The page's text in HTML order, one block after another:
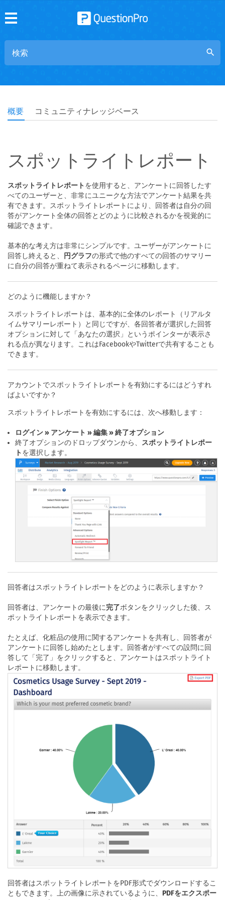
search
概要 コミュニティナレッジベース
スポットライトレポート
スポットライトレポート を使用すると、アンケートに回答したす
べてのユーザーと、非常にユニークな方法でアンケート結果を共
有できます。スポットライトレポートにより、回答者は自分の回
答がアンケート全体の回答とどのように比較されるかを視覚的に
確認できます。
基本的な考え方は非常にシンプルです。ユーザーがアンケートに
回答し終えると、
円グラフの形式で他のすべての回答のサマリー
に自分の回答が重ねて表示されるページに移動します。
どのように機能しますか？
スポットライトレポートは、基本的に全体のレポート（リアルタ
イムサマリーレポート）と同じですが、各回答者が選択した回答
オプションに対して「あなたの選択」というポインターが表示さ
れる点が異なります。これはFacebookやTwitterで共有することも
できます。
アカウントでスポットライトレポートを有効にするにはどうすれ
ばよいですか？
スポットライトレポートを有効にするには、次へ移動します：
ログイン » アンケート » 編集 » 終了オプション
終了オプションのドロップダウンから、 スポットライトレポー
ト を選択します。
回答者はスポットライトレポートをどのように表示しますか？
回答者は、アンケートの最後に完了ボタンをクリックした後、ス
ポットライトレポートを表示できます。
たとえば、化粧品の使用に関するアンケートを共有し、回答者が
アンケートに回答し始めたとします。回答者がすべての設問に回
答して「完了」をクリックすると、アンケートはスポットライト
レポートに移動します。
回答者はスポットライトレポートをPDF形式でダウンロードするこ
ともできます。上の画像に示されているように、 PDFをエクスポー